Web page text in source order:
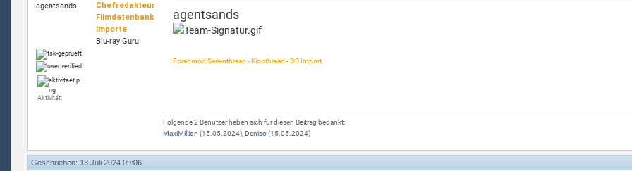
Chefredakteur
Filmdatenbank
Importe
Blu-ray Guru
Aktivität:
agentsands
Forenmod Serienthread - Kinothread - DB Import
Folgende 2 Benutzer haben sich für diesen Beitrag bedankt:
MaxiMillion (15.05.2024), Deniso(15.05.2024)
Geschrieben: 13 Juli 2024 09:06